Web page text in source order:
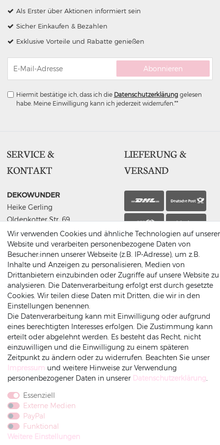
Als Erster über Aktionen informiert sein
Sicher Einkaufen & Bezahlen
Exklusive Vorteile und Rabatte genießen
Abonnieren
Hiermit bestätige ich, dass ich die Daten­schutz­erklärunggelesen
habe. Meine Einwilligung kann ich jederzeit widerrufen.**
SERVICE &
KONTAKT
DEKOWUNDER
Heike Gerling
Oldenkotter Str. 69
48691 Vreden
Germany
(0049) 2564 / 950 90 00
info@dekowunder.de
LIEFERUNG &
VERSAND
Abholung
ZAHLUNGSARTEN
Rechnung Amazonpay Vorkasse
INFORMATIONEN
Datenschutz
Versand
Impressum
AGB
Wir verwenden Cookies und ähnliche Technologien auf unserer
Website und verarbeiten personenbezogene Daten von
Besucher:innen unserer Webseite (z.B. IP-Adresse), um z.B.
Inhalte und Anzeigen zu personalisieren, Medien von
Drittanbietern einzubinden oder Zugriffe auf unsere Website zu
analysieren. Die Datenverarbeitung erfolgt erst durch gesetzte
Cookies. Wir teilen diese Daten mit Dritten, die wir in den
Einstellungen benennen.
Die Datenverarbeitung kann mit Einwilligung oder aufgrund
eines berechtigten Interesses erfolgen. Die Zustimmung kann
erteilt oder abgelehnt werden. Es besteht das Recht, nicht
einzuwilligen und die Einwilligung zu einem späteren
Zeitpunkt zu ändern oder zu widerrufen. Beachten Sie unser
Impressum und weitere Hinweise zur Verwendung
personenbezogener Daten in unserer Daten­schutz­erklärung
Essenziell
Externe Medien
PayPal
Funktional
Weitere Einstellungen